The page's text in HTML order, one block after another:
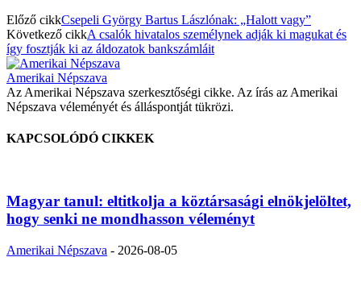
Előző cikkCsepeli György Bartus Lászlónak: „Halott vagy”
Következő cikkA csalók hivatalos személynek adják ki magukat és
így fosztják ki az áldozatok bankszámláit
Amerikai Népszava
Az Amerikai Népszava szerkesztőségi cikke. Az írás az Amerikai
Népszava véleményét és álláspontját tükrözi.
KAPCSOLÓDÓ CIKKEK
Magyar tanul: eltitkolja a köztársasági elnökjelöltet,
hogy senki ne mondhasson véleményt
Amerikai Népszava - 2026-08-05